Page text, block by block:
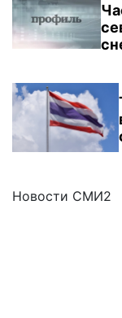
Новости СМИ2